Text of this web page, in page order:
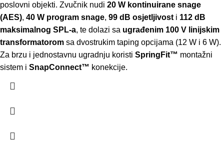
poslovni objekti. Zvučnik nudi 20 W kontinuirane snage
(AES), 40 W program snage, 99 dB osjetljivost i 112 dB
maksimalnog SPL-a, te dolazi sa ugrađenim 100 V linijskim
transformatorom sa dvostrukim taping opcijama (12 W i 6 W).
Za brzu i jednostavnu ugradnju koristi SpringFit™ montažni
sistem i SnapConnect™ konekcije.